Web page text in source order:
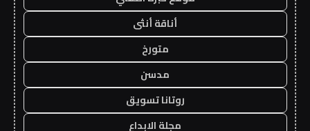
أناقة أنثى
متورخ
مدسن
روتانا تسويق
مجلة الابداع